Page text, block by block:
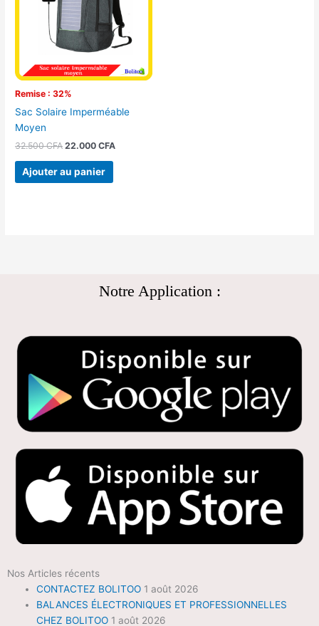
Remise : 32%
Sac Solaire Imperméable
Moyen
32.500CFA 22.000CFA
Ajouter au panier
Notre Application :
Nos Articles récents
CONTACTEZ BOLITOO 1 août 2026
BALANCES ÉLECTRONIQUES ET PROFESSIONNELLES
CHEZ BOLITOO 1 août 2026